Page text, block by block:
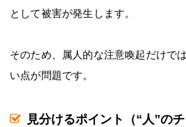
として被害が発生します。
そのため、属人的な注意喚起だけで
い点が問題です。
見分けるポイント（“人”の